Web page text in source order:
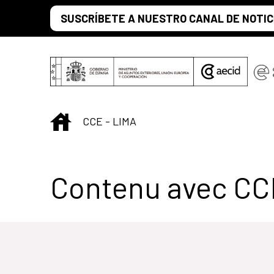
Saut au contenu principal
SUSCRÍBETE A NUESTRO CANAL DE
INICIO
CCE - LIMA
Centro Cultural
Contenu avec